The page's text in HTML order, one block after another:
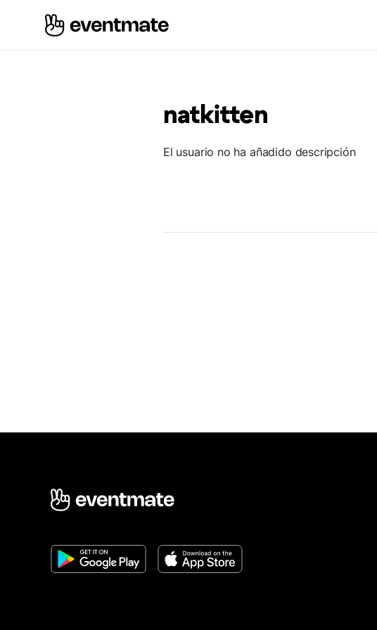
natkitten
El usuario no ha añadido descripción